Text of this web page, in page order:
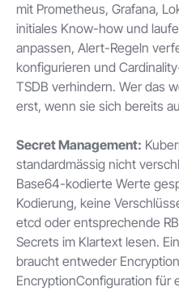
mit Prometheus, Grafana,
initiales Know-how und
anpassen, Alert-Regeln
konfigurieren und
TSDB verhindern. Wer das
erst, wenn sie sich bereits
Secret Management:
standardmässig nicht
Base64-kodierte Werte
Kodierung, keine
etcd oder entsprechende
Secrets im Klartext lesen.
braucht entweder
EncryptionConfiguration für